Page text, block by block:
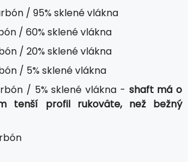
/ 95% sklené vlákna
/ 60% sklené vlákna
/ 20% sklené vlákna
/ 5% sklené vlákna
/ 5% sklené vlákna - shaft má o
tenší profil rukoväte, než bežný